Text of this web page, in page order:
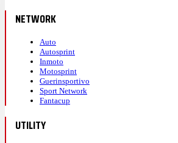
NETWORK
Auto
Autosprint
Inmoto
Motosprint
Guerinsportivo
Sport Network
Fantacup
UTILITY